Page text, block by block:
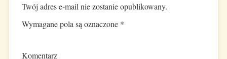
Twój adres e-mail nie zostanie opublikowany.
Wymagane pola są oznaczone *
Komentarz